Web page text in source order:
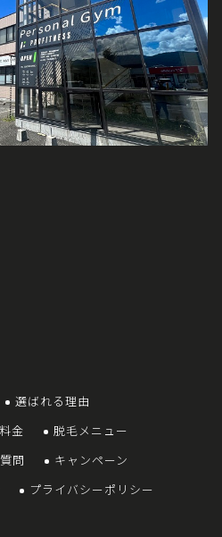
選ばれる理由
金
脱毛メニュー
問
キャンペーン
プライバシーポリシー